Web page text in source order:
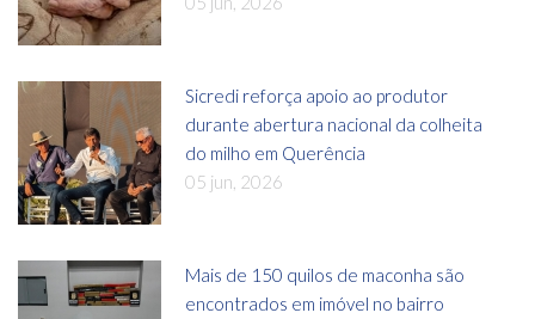
Sicredi reforça apoio ao produtor
durante abertura nacional da colheita
do milho em Querência
05 jun, 2026
Mais de 150 quilos de maconha são
encontrados em imóvel no bairro